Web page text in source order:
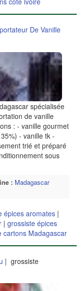
De Vanille
spécialisée
de vanille
: - vanille gourmet
- vanille tk -
trié et préparé
sous
: Madagascar
épices aromates |
| grossiste épices
cartons Madagascar
| grossiste